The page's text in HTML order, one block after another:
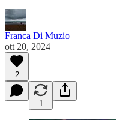
Franca Di Muzio
ott 20, 2024
2
1